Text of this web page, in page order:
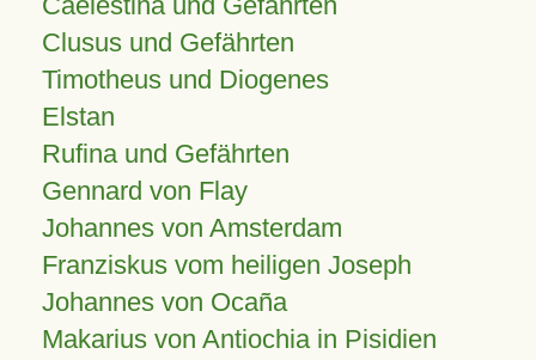
Clusus und Gefährten
Timotheus und Diogenes
Elstan
Rufina und Gefährten
Gennard von Flay
Johannes von Amsterdam
Franziskus vom heiligen Joseph
Johannes von Ocaña
Makarius von Antiochia in Pisidien